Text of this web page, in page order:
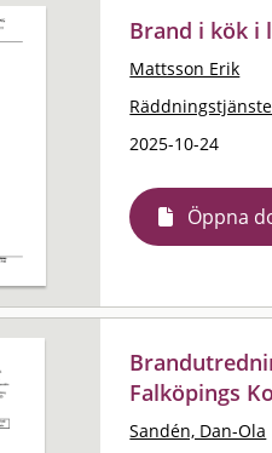
Brand i kök i
Mattsson Erik
2025-10-24
Öppna
Falköpings
Sandén, Dan-Ola